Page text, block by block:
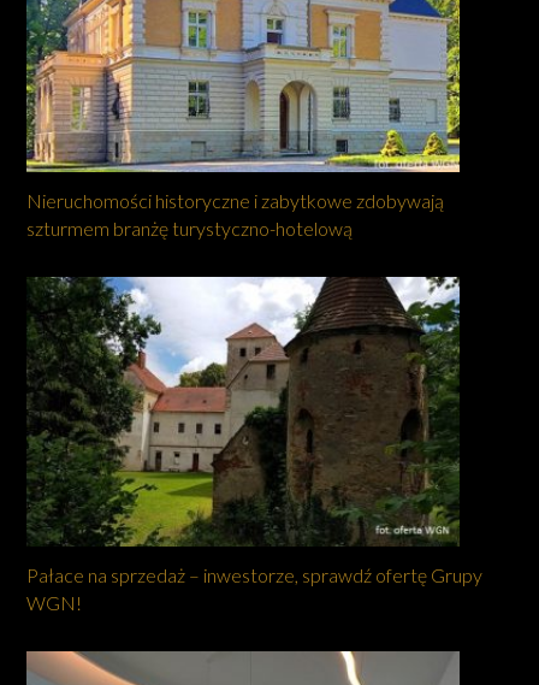
Nieruchomości historyczne i zabytkowe zdobywają
szturmem branżę turystyczno-hotelową
Pałace na sprzedaż – inwestorze, sprawdź ofertę Grupy
WGN!